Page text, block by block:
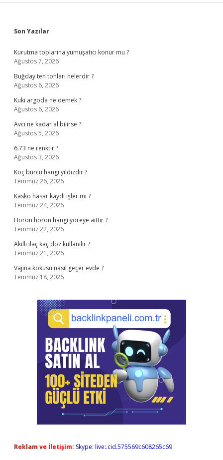
Sidebar
Son Yazılar
Kurutma toplarına yumuşatıcı konur mu ?
Ağustos 7, 2026
Buğday ten tonları nelerdir ?
Ağustos 6, 2026
Kuki argoda ne demek ?
Ağustos 6, 2026
Avcı ne kadar al bilirse ?
Ağustos 5, 2026
6.73 ne renktir ?
Ağustos 3, 2026
Koç burcu hangi yıldızdır ?
Temmuz 26, 2026
Kasko hasar kaydı işler mi ?
Temmuz 24, 2026
Horon horon hangi yöreye aittir ?
Temmuz 22, 2026
Akıllı ilaç kaç doz kullanılır ?
Temmuz 21, 2026
Vajina kokusu nasıl geçer evde ?
Temmuz 18, 2026
Reklam ve İletişim: Skype: live:.cid.575569c608265c69